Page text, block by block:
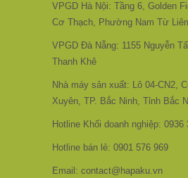
VPGD Hà Nội: Tầng 6, Golden
Cơ Thạch, Phường Nam Từ
VPGD Đà Nẵng: 1155 Nguyễn
Thanh Khê
Nhà máy sản xuất: Lô 04-CN2,
Xuyên, TP. Bắc Ninh, Tỉnh Bắc
Hotline Khối doanh nghiệp: 0936
Hotline bán lẻ: 0901 576 969
Email: contact@hapaku.vn